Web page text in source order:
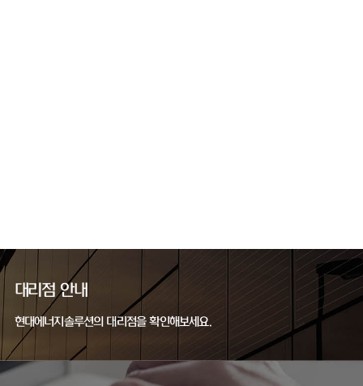
대리점 안내
현대에너지솔루션의 대리점을 확인해보세요.